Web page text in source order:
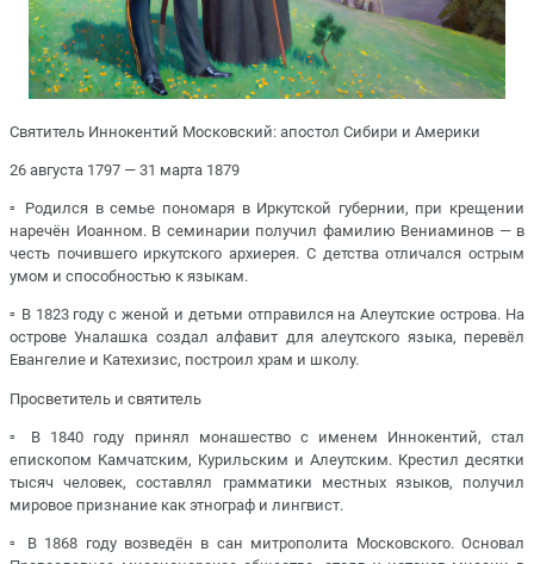
Святитель Иннокентий Московский: апостол Сибири и Америки
26 августа 1797 — 31 марта 1879
▫️ Родился в семье пономаря в Иркутской губернии, при крещении
наречён Иоанном. В семинарии получил фамилию Вениаминов — в
честь почившего иркутского архиерея. С детства отличался острым
умом и способностью к языкам.
▫️ В 1823 году с женой и детьми отправился на Алеутские острова. На
острове Уналашка создал алфавит для алеутского языка, перевёл
Евангелие и Катехизис, построил храм и школу.
Просветитель и святитель
▫️ В 1840 году принял монашество с именем Иннокентий, стал
епископом Камчатским, Курильским и Алеутским. Крестил десятки
тысяч человек, составлял грамматики местных языков, получил
мировое признание как этнограф и лингвист.
▫️ В 1868 году возведён в сан митрополита Московского. Основал